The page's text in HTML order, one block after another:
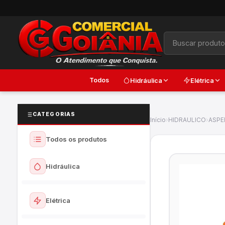
Todos Hidráulica Elétrica
CATEGORIAS
Todos os produtos
Hidráulica
Ver todos
Elétrica
Início›HIDRAULICO›